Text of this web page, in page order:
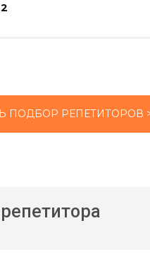
ПОДБОР РЕПЕТИТОРОВ